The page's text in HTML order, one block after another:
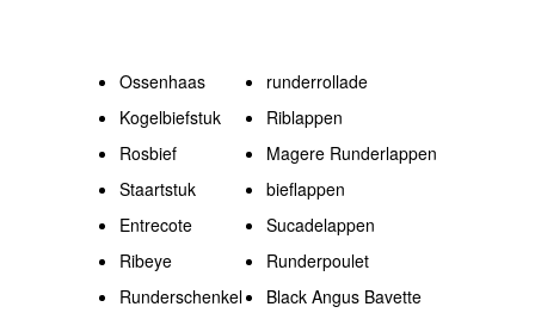
Ossenhaas
Kogelbiefstuk
Rosbief
Staartstuk
Entrecote
Ribeye
Runderschenkel
runderrollade
Riblappen
Magere Runderlappen
bieflappen
Sucadelappen
Runderpoulet
Black Angus Bavette